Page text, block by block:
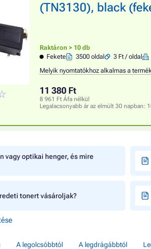
(TN3130), black
Raktáron > 10 db
Fekete
3500 oldal 3 Ft / oldal
Melyik nyomtatókhoz alkalmas a
11 380 Ft
8 961 Ft Áfa nélkül
Legalacsonyabb ár az elmúlt 30 napban:
vagy optikai henger, és mire
tonert vásároljak?
A legolcsóbbtól A legdrágábbtól